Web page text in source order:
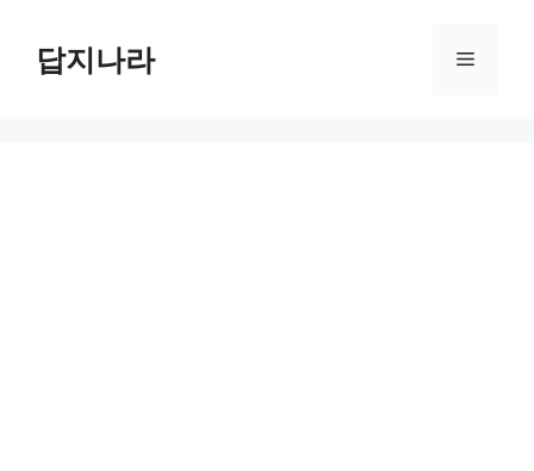
답지나라 메